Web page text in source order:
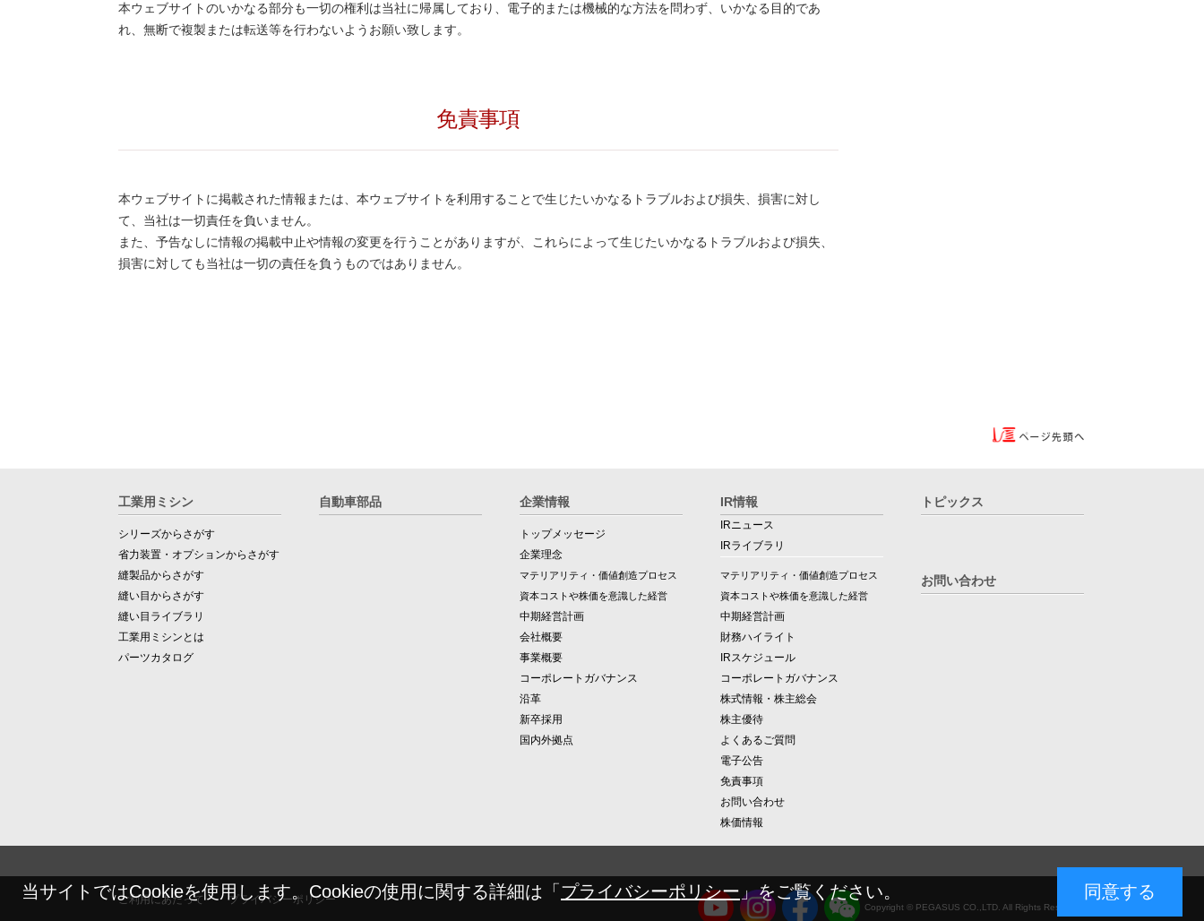
本ウェブサイトのいかなる部分も一切の権利は当社に帰属しており、電子的または機械的な方法を問わず、いかなる目的であ
れ、無断で複製または転送等を行わないようお願い致します。
免責事項
本ウェブサイトに掲載された情報または、本ウェブサイトを利用することで生じたいかなるトラブルおよび損失、損害に対し
て、当社は一切責任を負いません。
また、予告なしに情報の掲載中止や情報の変更を行うことがありますが、これらによって生じたいかなるトラブルおよび損失、
損害に対しても当社は一切の責任を負うものではありません。
工業用ミシン
シリーズからさがす
省力装置・オプションからさがす
縫製品からさがす
縫い目からさがす
縫い目ライブラリ
工業用ミシンとは
パーツカタログ
自動車部品 企業情報
トップメッセージ
企業理念
マテリアリティ・価値創造プロセス
資本コストや株価を意識した経営
中期経営計画
会社概要
事業概要
コーポレートガバナンス
沿革
新卒採用
国内外拠点
IR情報
IRニュース
IRライブラリ
マテリアリティ・価値創造プロセス
資本コストや株価を意識した経営
中期経営計画
財務ハイライト
IRスケジュール
コーポレートガバナンス
株式情報・株主総会
株主優待
よくあるご質問
電子公告
免責事項
お問い合わせ
株価情報
トピックス
お問い合わせ
ご利用にあたって プライバシーポリシー
Copyright © PEGASUS CO.,LTD. All Rights Reserved.
当サイトではCookieを使用します。Cookieの使用に関する詳細は「 プライバシーポリシー 」をご覧ください。 同意する